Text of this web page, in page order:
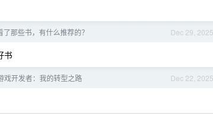
Dec 29, 2025
那些书，有什么推荐的？
书
Dec 22, 2025
戏开发者：我的转型之路